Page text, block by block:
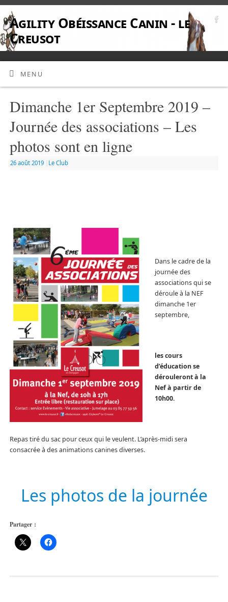
Agility Obéissance Canin - le
Creusot
MENU
Dimanche 1er Septembre 2019 –
Journée des associations – Les
photos sont en ligne
26 août 2019 Le Club
Dans le cadre de la
journée des
associations qui se
déroule à la NEF
dimanche 1er
septembre,
les cours
d’éducation se
dérouleront à la
Nef à partir de
10h00.
Repas tiré du sac pour ceux qui le veulent. L’après-midi sera
consacrée à des animations canines diverses.
Les photos de la journée
Partager :